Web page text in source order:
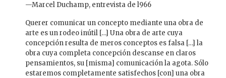
—Marcel Duchamp, entrevista de l966
Querer comunicar un concepto mediante una obra de
arte es un rodeo inútil […] Una obra de arte cuya
concepción resulta de meros conceptos es falsa […] la
obra cuya completa concepción descanse en claros
pensamientos, su [misma] comunicación la agota. Sólo
estaremos completamente satisfechos [con] una obra